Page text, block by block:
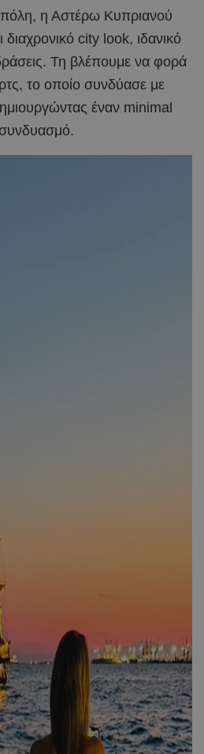
πόλη, η Αστέρω Κυπριανού
city look, ιδανικό
Τη βλέπουμε να φορά
το οποίο συνδύασε με
έναν minimal
συνδυασμό.